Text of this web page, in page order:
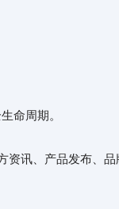
命周期。
讯、产品发布、品